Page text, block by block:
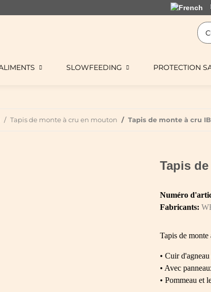
SLOWFEEDING PROTECTION
Tapis de monte à cru en mouton Tapis de monte à cru
Tapis
Numéro
Fabricants:
Tapis de
• Cuir d'agneau
• Avec
• Pommeau et